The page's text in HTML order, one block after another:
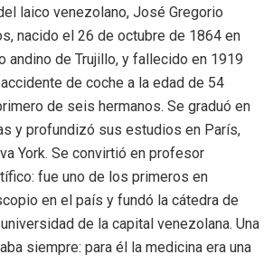
laico venezolano, José Gregorio
nacido el 26 de octubre de 1864 en
andino de Trujillo, y fallecido en 1919
de coche a la edad de 54
de seis hermanos. Se graduó en
y profundizó sus estudios en París,
York. Se convirtió en profesor
fue uno de los primeros en
en el país y fundó la cátedra de
de la capital venezolana. Una
siempre: para él la medicina era una